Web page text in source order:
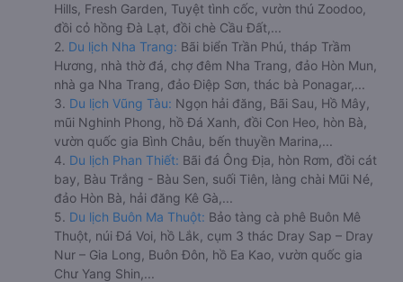
Hills, Fresh Garden, Tuyệt tình cốc, vườn thú Zoodoo,
đồi cỏ hồng Đà Lạt, đồi chè Cầu Đất,...
2. Du lịch Nha Trang: Bãi biển Trần Phú, tháp Trầm
Hương, nhà thờ đá, chợ đêm Nha Trang, đảo Hòn Mun,
nhà ga Nha Trang, đảo Điệp Sơn, thác bà Ponagar,...
3. Du lịch Vũng Tàu: Ngọn hải đăng, Bãi Sau, Hồ Mây,
mũi Nghinh Phong, hồ Đá Xanh, đồi Con Heo, hòn Bà,
vườn quốc gia Bình Châu, bến thuyền Marina,...
4. Du lịch Phan Thiết: Bãi đá Ông Địa, hòn Rơm, đồi cát
bay, Bàu Trắng - Bàu Sen, suối Tiên, làng chài Mũi Né,
đảo Hòn Bà, hải đăng Kê Gà,...
5. Du lịch Buôn Ma Thuột: Bảo tàng cà phê Buôn Mê
Thuột, núi Đá Voi, hồ Lắk, cụm 3 thác Dray Sap – Dray
Nur – Gia Long, Buôn Đôn, hồ Ea Kao, vườn quốc gia
Chư Yang Shin,...